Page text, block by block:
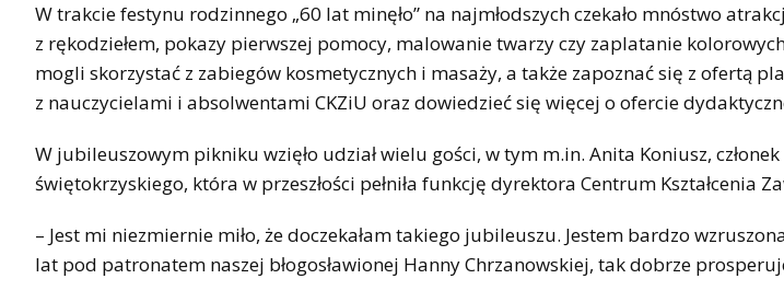
W trakcie festynu rodzinnego „60 lat minęło” na najmłodszych czekało mnóstwo
z rękodziełem, pokazy pierwszej pomocy, malowanie twarzy czy zaplatanie
mogli skorzystać z zabiegów kosmetycznych i masaży, a także zapoznać się z ofertą
z nauczycielami i absolwentami CKZiU oraz dowiedzieć się więcej o ofercie
W jubileuszowym pikniku wzięło udział wielu gości, w tym m.in. Anita Koniusz,
świętokrzyskiego, która w przeszłości pełniła funkcję dyrektora Centrum Kształcenia
– Jest mi niezmiernie miło, że doczekałam takiego jubileuszu. Jestem bardzo
lat pod patronatem naszej błogosławionej Hanny Chrzanowskiej, tak dobrze